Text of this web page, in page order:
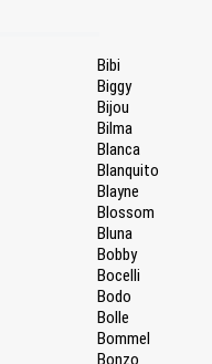
Bibi
Biggy
Bijou
Bilma
Blanca
Blanquito
Blayne
Blossom
Bluna
Bobby
Bocelli
Bodo
Bolle
Bommel
Bonzo